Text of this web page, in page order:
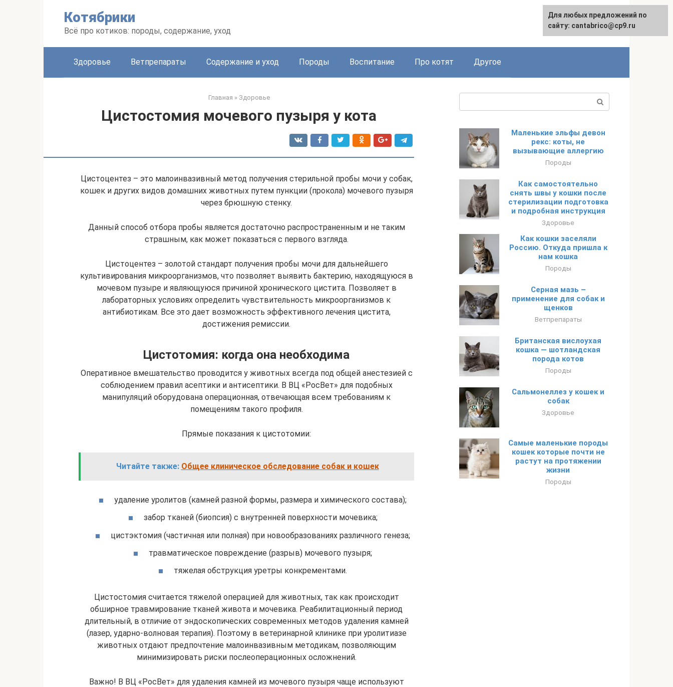
Котябрики
Всё про котиков: породы, содержание, уход
English
Здоровье Ветпрепараты Содержание и уход Породы Воспитание Про котят Другое
Главная » Здоровье
Цистостомия мочевого пузыря у кота
Цистоцентез – это малоинвазивный метод получения стерильной пробы мочи у собак,
кошек и других видов домашних животных путем пункции (прокола) мочевого пузыря
через брюшную стенку.
Данный способ отбора пробы является достаточно распространенным и не таким
страшным, как может показаться с первого взгляда.
Цистоцентез – золотой стандарт получения пробы мочи для дальнейшего
культивирования микроорганизмов, что позволяет выявить бактерию, находящуюся в
мочевом пузыре и являющуюся причиной хронического цистита. Позволяет в
лабораторных условиях определить чувствительность микроорганизмов к
антибиотикам. Все это дает возможность эффективного лечения цистита,
достижения ремиссии.
Цистотомия: когда она необходима
Оперативное вмешательство проводится у животных всегда под общей анестезией с
соблюдением правил асептики и антисептики. В ВЦ «РосВет» для подобных
манипуляций оборудована операционная, отвечающая всем требованиям к
помещениям такого профиля.
Прямые показания к цистотомии:
Читайте также: Общее клиническое обследование собак и кошек
удаление уролитов (камней разной формы, размера и химического состава);
забор тканей (биопсия) с внутренней поверхности мочевика;
цистэктомия (частичная или полная) при новообразованиях различного генеза;
травматическое повреждение (разрыв) мочевого пузыря;
тяжелая обструкция уретры конкрементами.
Цистостомия считается тяжелой операцией для животных, так как происходит
обширное травмирование тканей живота и мочевика. Реабилитационный период
длительный, в отличие от эндоскопических современных методов удаления камней
(лазер, ударно-волновая терапия). Поэтому в ветеринарной клинике при уролитиазе
животных отдают предпочтение малоинвазивным методикам, позволяющим
минимизировать риски послеоперационных осложнений.
Важно! В ВЦ «РосВет» для удаления камней из мочевого пузыря чаще используют
Маленькие эльфы девон
рекс: коты, не
вызывающие аллергию
Породы
Как самостоятельно
снять швы у кошки после
стерилизации подготовка
и подробная инструкция
Здоровье
Как кошки заселяли
Россию. Откуда пришла к
нам кошка
Породы
Серная мазь –
применение для собак и
щенков
Ветпрепараты
Британская вислоухая
кошка — шотландская
порода котов
Породы
Сальмонеллез у кошек и
собак
Здоровье
Самые маленькие породы
кошек которые почти не
растут на протяжении
жизни
Породы
Для любых предложений по
сайту: cantabrico@cp9.ru